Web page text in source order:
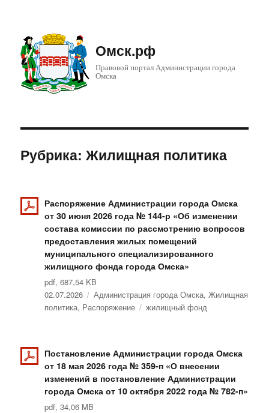
Омск.рф
Правовой портал Администрации города
Омска
Рубрика: Жилищная политика
Распоряжение Администрации города Омска
от 30 июня 2026 года № 144-р «Об изменении
состава комиссии по рассмотрению вопросов
предоставления жилых помещений
муниципального специализированного
жилищного фонда города Омска»
pdf, 687,54 KB
Опубликовано
02.07.2026 Рубрики
Администрация города Омска,Жилищная
политика, Распоряжение Метки
жилищный фонд
Постановление Администрации города Омска
от 18 мая 2026 года № 359-п «О внесении
изменений в постановление Администрации
города Омска от 10 октября 2022 года № 782-п»
pdf, 34,06 MB